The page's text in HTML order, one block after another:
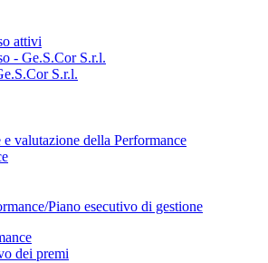
attivi
- Ge.S.Cor S.r.l.
S.r.l.
valutazione della Performance
Piano esecutivo di gestione
dei premi